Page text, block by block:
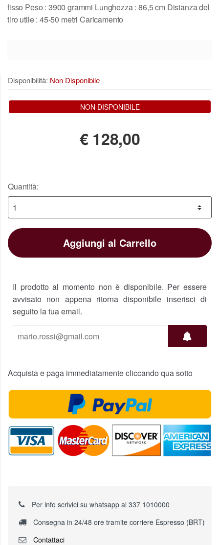
fisso Peso : 3900 grammi Lunghezza : 86,5 cm Distanza del
tiro utile : 45-50 metri Caricamento
Disponibilità: Non Disponibile
NON DISPONIBILE
€ 128,00
Quantità:
Aggiungi al Carrello
Il prodotto al momento non è disponibile. Per essere
avvisato non appena ritorna disponibile inserisci di
seguito la tua email.
Acquista e paga immediatamente cliccando qua sotto
Per info scrivici su whatsapp al 337 1010000
Consegna in 24/48 ore tramite corriere Espresso (BRT)
Contattaci